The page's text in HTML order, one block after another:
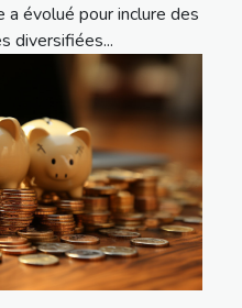
évolué pour inclure des
diversifiées...